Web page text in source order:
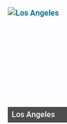
Los Angeles